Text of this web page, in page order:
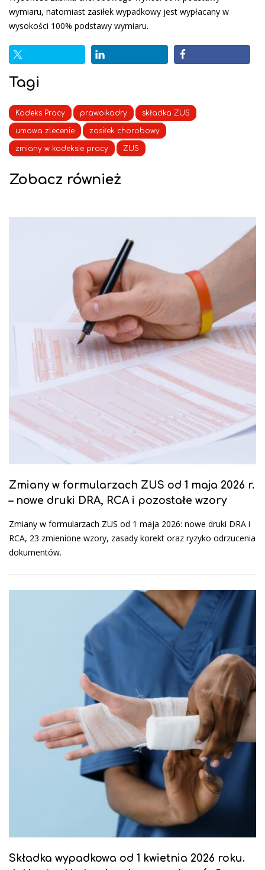
wymiaru, natomiast zasiłek wypadkowy jest wypłacany w
wysokości 100% podstawy wymiaru.
Tagi
Kodeks Pracy prawoikadry składka ZUS
umowa zlecenie zasiłek chorobowy
zmiany w kodeksie pracy ZUS
Zobacz również
Zmiany w formularzach ZUS od 1 maja 2026 r.
– nowe druki DRA, RCA i pozostałe wzory
Zmiany w formularzach ZUS od 1 maja 2026: nowe druki DRA i
RCA, 23 zmienione wzory, zasady korekt oraz ryzyko odrzucenia
dokumentów.
Składka wypadkowa od 1 kwietnia 2026 roku.